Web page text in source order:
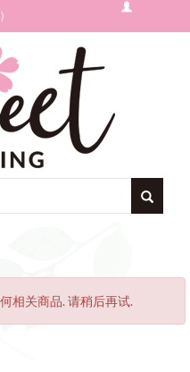
相关商品. 请稍后再试.